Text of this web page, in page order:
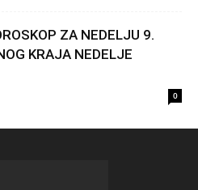
ZA NEDELJU 9.
KRAJA NEDELJE
0